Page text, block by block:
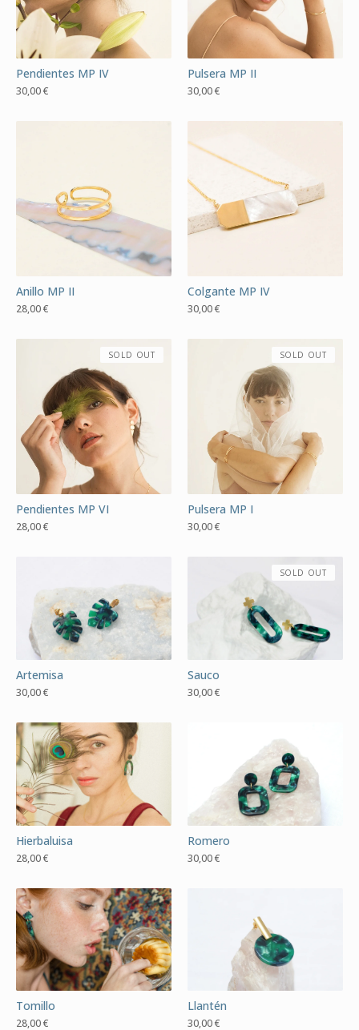
Pendientes MP IV
30,00€
Pulsera MP II
30,00€
Anillo MP II
28,00€
Colgante MP IV
30,00€
Pendientes MP VI
28,00€
SOLD OUT
Pulsera MP I
30,00€
SOLD OUT
Artemisa
30,00€
Sauco
30,00€
SOLD OUT
Hierbaluisa
28,00€
Romero
30,00€
Tomillo
28,00€
Llantén
30,00€